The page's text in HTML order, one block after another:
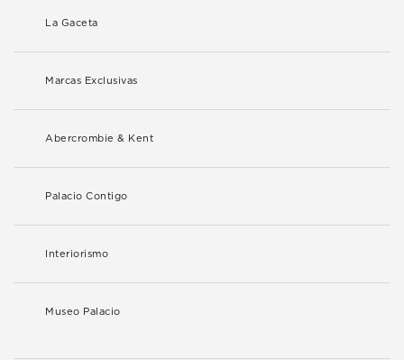
La Gaceta
Marcas Exclusivas
Abercrombie & Kent
Palacio Contigo
Interiorismo
Museo Palacio